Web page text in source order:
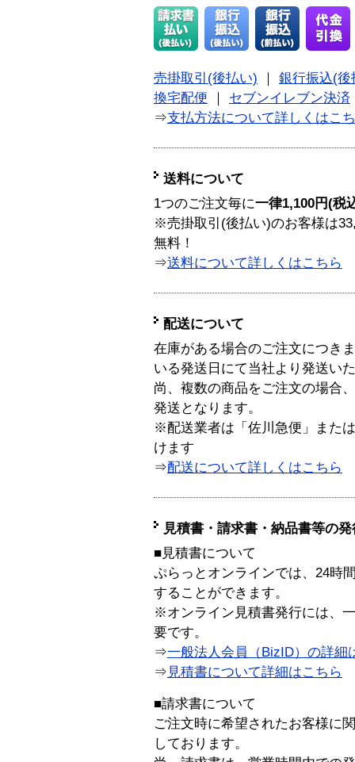
売掛取引(後払い)
銀行振込(後
換宅配便
セブンイレブン決済
⇒支払方法について詳しくはこ
送料について
1つのご注文毎に一律1,100円(税
※売掛取引(後払い)のお客様は
無料！
⇒送料について詳しくはこちら
配送について
在庫がある場合のご注文につき
いる発送日にて当社より発送い
尚、複数の商品をご注文の場合
発送となります。
※配送業者は「佐川急便」また
けます
⇒配送について詳しくはこちら
見積書・請求書・納品書等の
■見積書について
ぷらっとオンラインでは、24時
することができます。
※オンライン見積書発行には、
要です。
⇒一般法人会員（BizID）の詳細
⇒ 見積書について詳細はこちら
■請求書について
ご注文時に希望されたお客様に
しております。